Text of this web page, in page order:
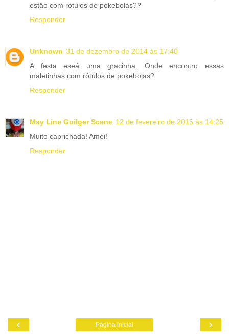
estâo com rótulos de pokebolas??
Responder
Unknown 31 de dezembro de 2014 às 17:40
A festa eseá uma gracinha. Onde encontro essas
maletinhas com rótulos de pokebolas?
Responder
May Line Guilger Scene 12 de fevereiro de 2015 às 14:25
Muito caprichada! Amei!
Responder
‹ ›
Página inicial